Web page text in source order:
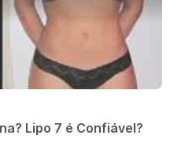
Lipo 7 é Confiável?